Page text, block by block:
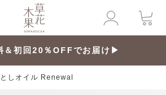
＆初回20％OFFでお届け▶
しオイル Renewal